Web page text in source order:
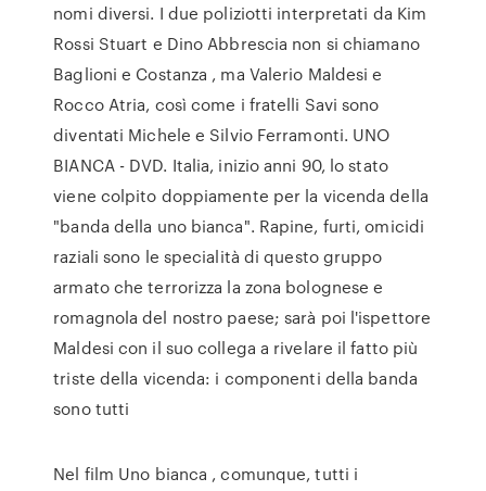
nomi diversi. I due poliziotti interpretati da Kim
Rossi Stuart e Dino Abbrescia non si chiamano
Baglioni e Costanza , ma Valerio Maldesi e
Rocco Atria, così come i fratelli Savi sono
diventati Michele e Silvio Ferramonti. UNO
BIANCA - DVD. Italia, inizio anni 90, lo stato
viene colpito doppiamente per la vicenda della
"banda della uno bianca". Rapine, furti, omicidi
raziali sono le specialità di questo gruppo
armato che terrorizza la zona bolognese e
romagnola del nostro paese; sarà poi l'ispettore
Maldesi con il suo collega a rivelare il fatto più
triste della vicenda: i componenti della banda
sono tutti
Nel film Uno bianca , comunque, tutti i